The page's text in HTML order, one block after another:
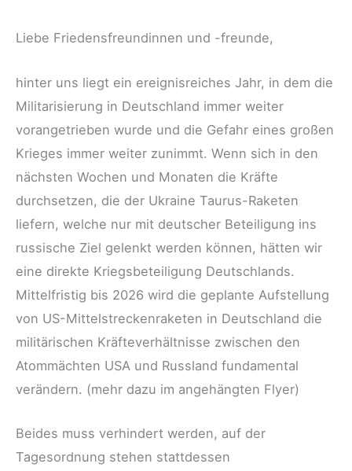
Liebe Friedensfreundinnen und -freunde,
hinter uns liegt ein ereignisreiches Jahr, in dem die
Militarisierung in Deutschland immer weiter
vorangetrieben wurde und die Gefahr eines großen
Krieges immer weiter zunimmt. Wenn sich in den
nächsten Wochen und Monaten die Kräfte
durchsetzen, die der Ukraine Taurus-Raketen
liefern, welche nur mit deutscher Beteiligung ins
russische Ziel gelenkt werden können, hätten wir
eine direkte Kriegsbeteiligung Deutschlands.
Mittelfristig bis 2026 wird die geplante Aufstellung
von US-Mittelstreckenraketen in Deutschland die
militärischen Kräfteverhältnisse zwischen den
Atommächten USA und Russland fundamental
verändern. (mehr dazu im angehängten Flyer)
Beides muss verhindert werden, auf der
Tagesordnung stehen stattdessen